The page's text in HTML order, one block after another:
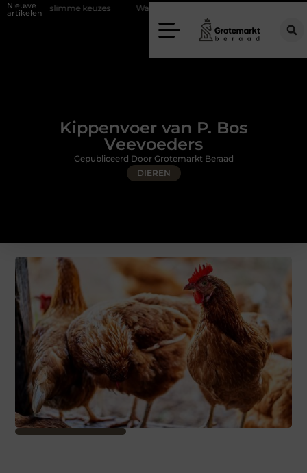
Nieuwe
artikelen
keuzes Waarom kiezen voor een rijschool in Utrecht?
Kippenvoer van P. Bos
Veevoeders
DIEREN
Gepubliceerd Door Grotemarkt Beraad